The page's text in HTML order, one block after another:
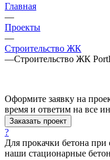
Главная
—
Проекты
—
Строительство ЖК
—Строительство ЖК
Оформите заявку на
время и ответим на все
Заказать проект
?
Для прокачки бетона при
наши стационарные